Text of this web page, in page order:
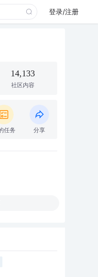
登录/注册
14,133
社区内容
任务 分享